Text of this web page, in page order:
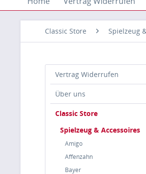
Classic Store Spielzeug
Vertrag Widerrufen
Über uns
Classic Store
Spielzeug & Accessoires
Amigo
Affenzahn
Bayer